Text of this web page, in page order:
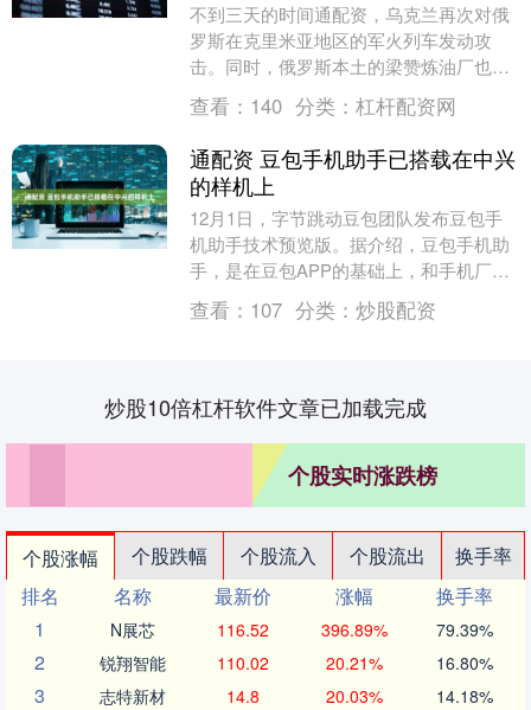
不到三天的时间通配资，乌克兰再次对俄
罗斯在克里米亚地区的军火列车发动攻
击。同时，俄罗斯本土的梁赞炼油厂也发
生了大规模火灾。 据《开源情报技术》报
道，乌克兰军队在....
查看： 140 分类： 杠杆配资网
通配资 豆包手机助手已搭载在中兴
的样机上
12月1日，字节跳动豆包团队发布豆包手
机助手技术预览版。据介绍，豆包手机助
手，是在豆包APP的基础上，和手机厂商
在操作系统层面合作的AI助手软件。豆包
大模型能力....
查看： 107 分类： 炒股配资
炒股10倍杠杆软件文章已加载完成
个股实时涨跌榜
个股涨幅 个股跌幅 个股流入 个股流出
换手率
排名
名称 最新价 涨幅
换手率
1
N展芯 116.52 396.89% 79.39%
2 锐翔智能 110.02 20.21% 16.80%
3 志特新材 14.8 20.03% 14.18%